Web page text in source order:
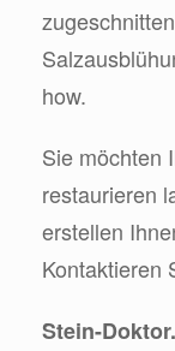
how.
Sie möchten
restaurieren
erstellen
Kontaktieren
Stein-